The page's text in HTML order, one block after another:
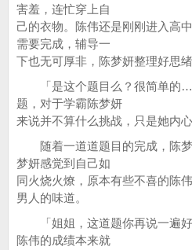
害羞，连忙穿上自
己的衣物。陈伟还是刚刚进入高
需要完成，辅导一
下也无可厚非，陈梦妍整理好思绪
「是这个题目么？很简单的
题，对于学霸陈梦妍
来说并不算什么挑战，只是她内
随着一道道题目的完成，陈梦
梦妍感觉到自己如
同火烧火燎，原本有些不喜的陈
男人的味道。
「姐姐，这道题你再说一遍
陈伟的成绩本来就